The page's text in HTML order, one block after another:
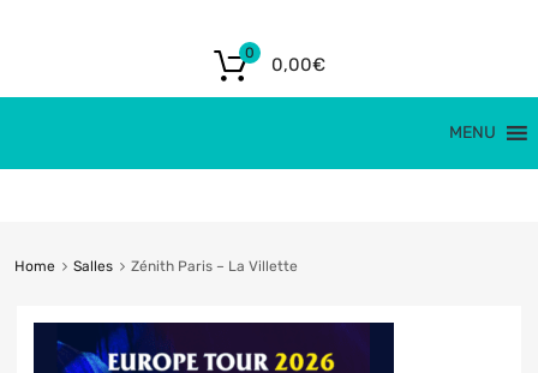
0,00€
0
MENU
Home Salles Zénith Paris – La Villette